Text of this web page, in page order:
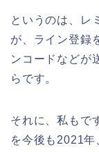
というのは、レ
が、ライン登録
ンコードなどが
らです。
それに、私もで
を今後も2021